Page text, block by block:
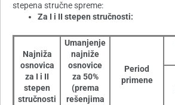
stepena stručne spreme:
Za I i II stepen stručnosti:
Najniža
osnovica
za I i II
stepen
stručnosti
Umanjenje
najniže
osnovice
za 50%
(prema
rešenjima
Period
primene